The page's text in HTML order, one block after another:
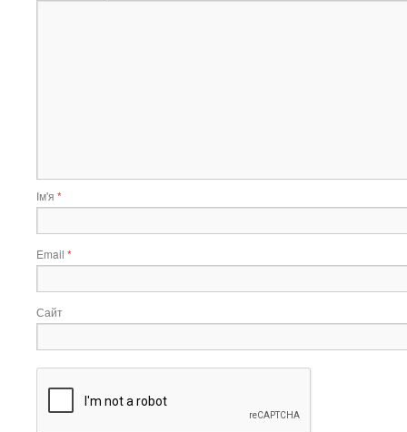
Ім'я *
Email *
Сайт